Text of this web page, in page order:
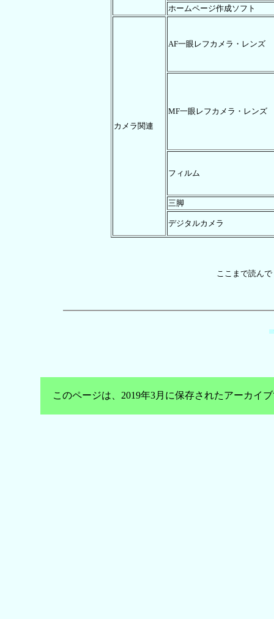
ホームページ作成ソフト
カメラ関連
AF一眼レフカメラ・ レンズ
MF一眼レフカメラ・レンズ
フィルム
三脚
デジタルカメラ
ここまで読ん
このページは、2019年3月に保存されたアーカイ